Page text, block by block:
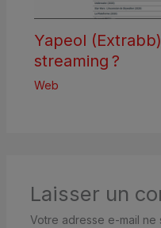
Yapeol
streaming ?
Web
Laisser un
Votre adresse e-mail ne